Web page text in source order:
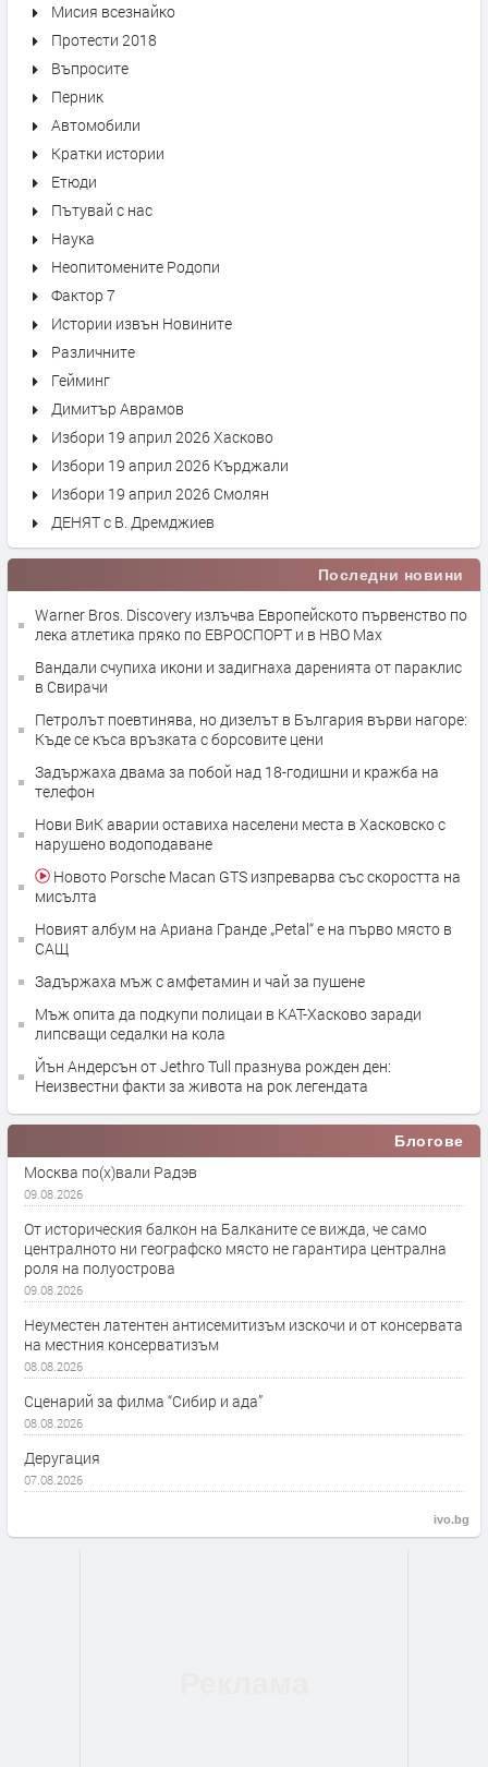
Мисия всезнайко
Протести 2018
Въпросите
Перник
Автомобили
Кратки истории
Етюди
Пътувай с нас
Наука
Неопитомените Родопи
Фактор 7
Истории извън Новините
Различните
Гейминг
Димитър Аврамов
Избори 19 април 2026 Хасково
Избори 19 април 2026 Кърджали
Избори 19 април 2026 Смолян
ДЕНЯТ с В. Дремджиев
Последни новини
Warner Bros. Discovery излъчва Европейското първенство по
лека атлетика пряко по ЕВРОСПОРТ и в НВО Мах
Вандали счупиха икони и задигнаха даренията от параклис
в Свирачи
Петролът поевтинява, но дизелът в България върви нагоре:
Къде се къса връзката с борсовите цени
Задържаха двама за побой над 18-годишни и кражба на
телефон
Нови ВиК аварии оставиха населени места в Хасковско с
нарушено водоподаване
мисълта
Новият албум на Ариана Гранде „Petal“ e на първо място в
САЩ
Задържаха мъж с амфетамин и чай за пушене
Мъж опита да подкупи полицаи в КАТ-Хасково заради
липсващи седалки на кола
Йън Андерсън от Jethro Tull празнува рожден ден:
Неизвестни факти за живота на рок легендата
Блогове
Москва по(х)вали Радэв
09.08.2026
От историческия балкон на Балканите се вижда, че само
централното ни географско място не гарантира централна
роля на полуострова
09.08.2026
Неуместен латентен антисемитизъм изскочи и от консервата
на местния консерватизъм
08.08.2026
Сценарий за филма “Сибир и ада”
08.08.2026
Деругация
07.08.2026
ivo.bg